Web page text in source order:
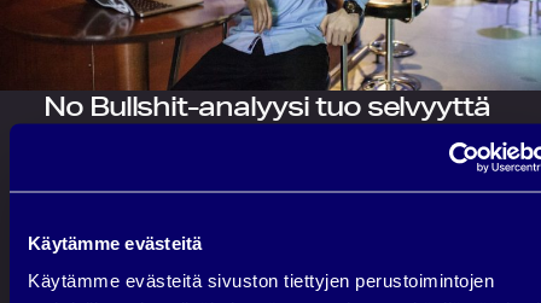
Käytämme evästeitä
Käytämme evästeitä sivuston tiettyjen perustoimintojen
No Bullshit-analyysi tuo selvyyttä
Haluat lisää liidejä ja myyntiä
digimarkkinointia kasvun välineenä
Koet, että nykyinen tekeminen ei tuota